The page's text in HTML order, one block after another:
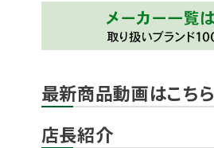
最新商品動画はこちら
店長紹介